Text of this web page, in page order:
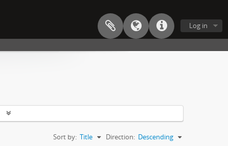
Log in
Sort by: Title Direction: Descending